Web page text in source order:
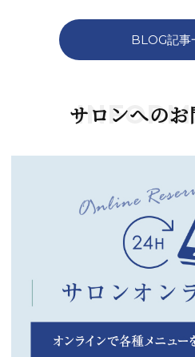
BLOG記事
サロンへの